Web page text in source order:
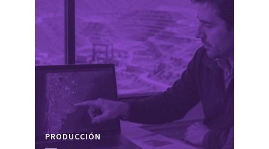
PRODUCCIÓN